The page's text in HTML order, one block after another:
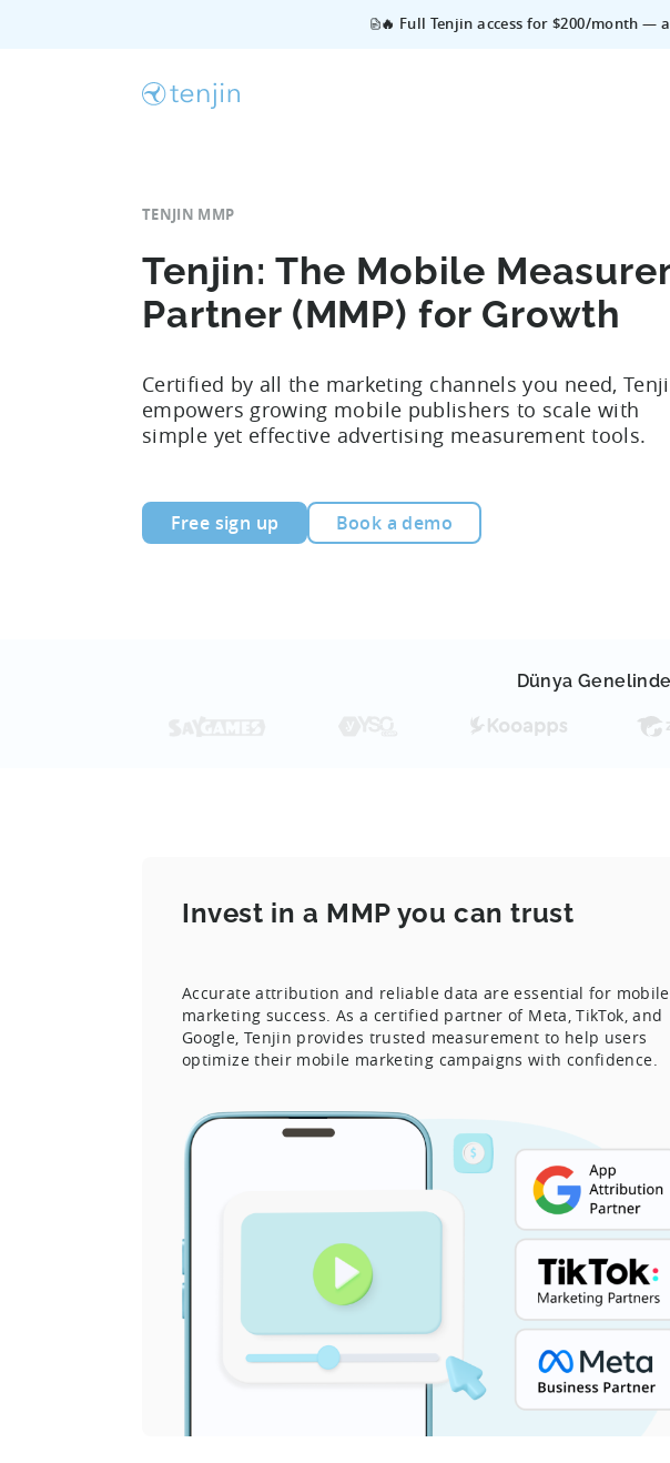
🔥 Full Tenjin access for $200/month —
TENJIN MMP
Tenjin: The Mobile
Partner (MMP) for Growth
Certified by all the marketing channels you need,
empowers growing mobile publishers to scale with
simple yet effective advertising measurement tools.
Free sign up Book a demo
Dünya
Invest in a MMP you can trust
Accurate attribution and reliable data are essential for mobile
marketing success. As a certified partner of Meta, TikTok, and
Google, Tenjin provides trusted measurement to help users
optimize their mobile marketing campaigns with confidence.